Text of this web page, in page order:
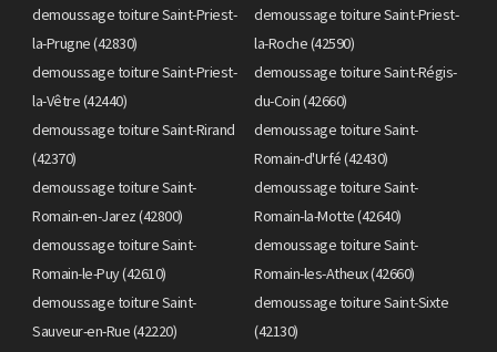
demoussage toiture Saint-Priest-
la-Prugne (42830)
demoussage toiture Saint-Priest-
la-Roche (42590)
demoussage toiture Saint-Priest-
la-Vêtre (42440)
demoussage toiture Saint-Régis-
du-Coin (42660)
demoussage toiture Saint-Rirand
(42370)
demoussage toiture Saint-
Romain-d'Urfé (42430)
demoussage toiture Saint-
Romain-en-Jarez (42800)
demoussage toiture Saint-
Romain-la-Motte (42640)
demoussage toiture Saint-
Romain-le-Puy (42610)
demoussage toiture Saint-
Romain-les-Atheux (42660)
demoussage toiture Saint-
Sauveur-en-Rue (42220)
demoussage toiture Saint-Sixte
(42130)